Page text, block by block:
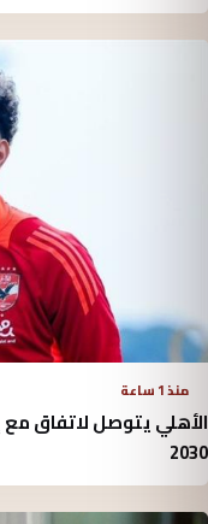
منذ 1 ساعة
الأهلي يتوصل لاتفاق
2030